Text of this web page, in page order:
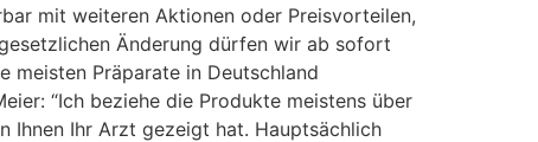
mit weiteren Aktionen oder Preisvorteilen,
Änderung dürfen wir ab sofort
meisten Präparate in Deutschland
“Ich beziehe die Produkte meistens über
Ihnen Ihr Arzt gezeigt hat. Hauptsächlich